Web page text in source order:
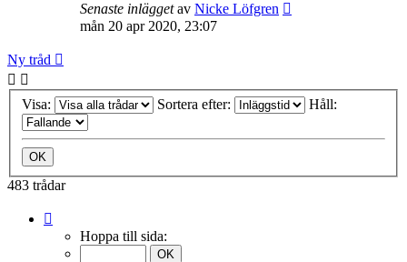
Senaste inläggetav Nicke Löfgren
mån 20 apr 2020, 23:07
Ny tråd
Visa: Sortera efter: Håll:
483 trådar
Hoppa till sida: